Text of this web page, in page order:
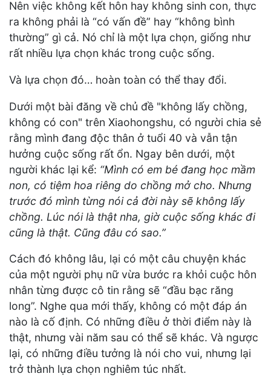
Nên việc không kết hôn hay không sinh con, thực
ra không phải là “có vấn đề” hay “không bình
thường” gì cả. Nó chỉ là một lựa chọn, giống như
rất nhiều lựa chọn khác trong cuộc sống.
Và lựa chọn đó… hoàn toàn có thể thay đổi.
Dưới một bài đăng về chủ đề "không lấy chồng,
không có con" trên Xiaohongshu, có người chia sẻ
rằng mình đang độc thân ở tuổi 40 và vẫn tận
hưởng cuộc sống rất ổn. Ngay bên dưới, một
người khác lại kể: “Mình có em bé đang học mầm
non, có tiệm hoa riêng do chồng mở cho. Nhưng
trước đó mình từng nói cả đời này sẽ không lấy
chồng. Lúc nói là thật nha, giờ cuộc sống khác đi
cũng là thật. Cũng đâu có sao.”
Cách đó không lâu, lại có một câu chuyện khác
của một người phụ nữ vừa bước ra khỏi cuộc hôn
nhân từng được cô tin rằng sẽ “đầu bạc răng
long”. Nghe qua mới thấy, không có một đáp án
nào là cố định. Có những điều ở thời điểm này là
thật, nhưng vài năm sau có thể sẽ khác. Và ngược
lại, có những điều tưởng là nói cho vui, nhưng lại
trở thành lựa chọn nghiêm túc nhất.